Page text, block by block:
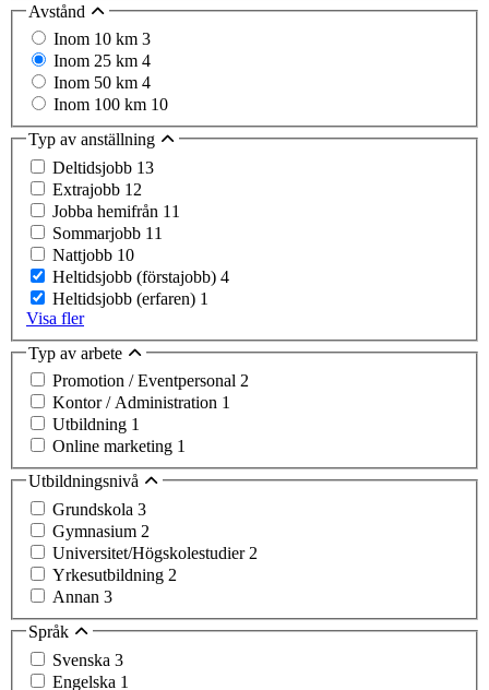
Avstånd
Inom 10 km 3
Inom 25 km 4
Inom 50 km 4
Inom 100 km 10
Typ av anställning
Deltidsjobb 13
Extrajobb 12
Jobba hemifrån 11
Sommarjobb 11
Nattjobb 10
Heltidsjobb (förstajobb) 4
Heltidsjobb (erfaren) 1
Visa fler
Typ av arbete
Promotion / Eventpersonal 2
Kontor / Administration 1
Utbildning 1
Online marketing 1
Utbildningsnivå
Grundskola 3
Gymnasium 2
Universitet/Högskolestudier 2
Yrkesutbildning 2
Annan 3
Språk
Svenska 3
Engelska 1